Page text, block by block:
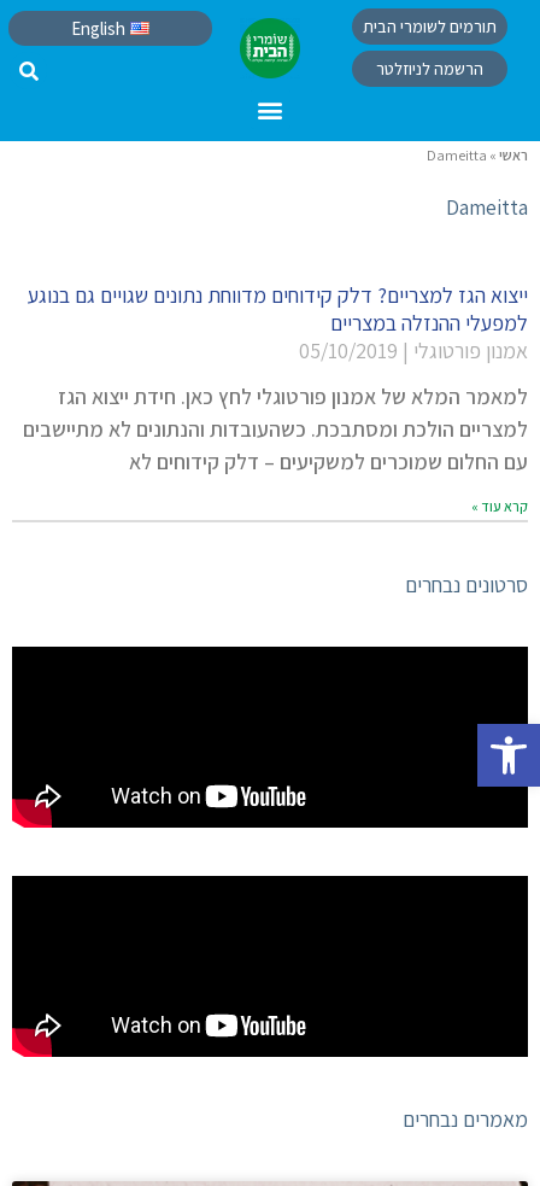
פתח סרגל נגישות
תורמים לשומרי הבית
הרשמה לניוזלטר
English
ראשי »
Dameitta
Dameitta
ייצוא הגז למצריים? דלק קידוחים מדווחת נתונים שגויים גם בנוגע
למפעלי ההנזלה במצריים
אמנון פורטוגלי
למאמר המלא של אמנון פורטוגלי לחץ כאן. חידת ייצוא הגז
למצריים הולכת ומסתבכת. כשהעובדות והנתונים לא מתיישבים
עם החלום שמוכרים למשקיעים – דלק קידוחים לא
קרא עוד »
סרטונים נבחרים
מאמרים נבחרים